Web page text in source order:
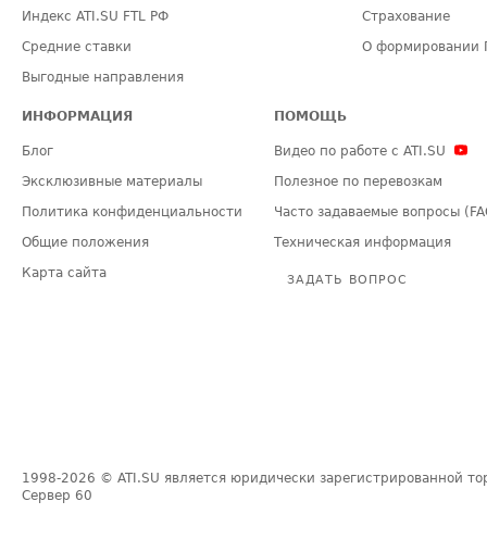
Индекс ATI.SU FTL РФ
Средние ставки
Выгодные направления
Страхование
О формировании
ИНФОРМАЦИЯ
Блог
Эксклюзивные материалы
Политика конфиденциальности
Общие положения
Карта сайта
ПОМОЩЬ
Видео по работе с ATI.SU
Полезное по перевозкам
Часто задаваемые вопросы
Техническая информация
ЗАДАТЬ ВОПРОС
1998-2026 © ATI.SU является юридически зарегистрированной
Сервер 60